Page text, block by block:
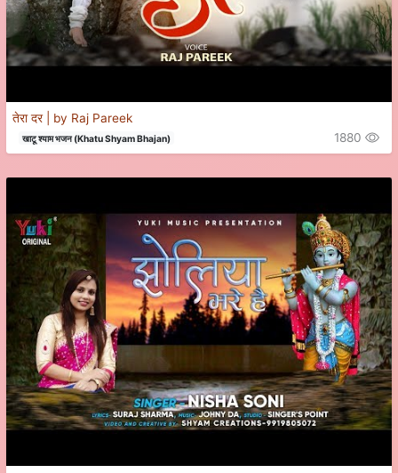
तेरा दर | by Raj Pareek
खाटू श्याम भजन (Khatu Shyam Bhajan) 1880